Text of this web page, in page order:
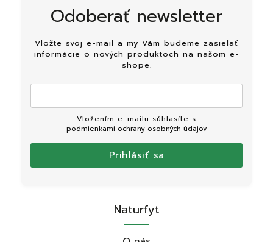
Odoberať newsletter
Vložte svoj e-mail a my Vám budeme zasielať
informácie o nových produktoch na našom e-
shope.
podmienkami ochrany osobných údajov
Prihlásiť sa
Naturfyt